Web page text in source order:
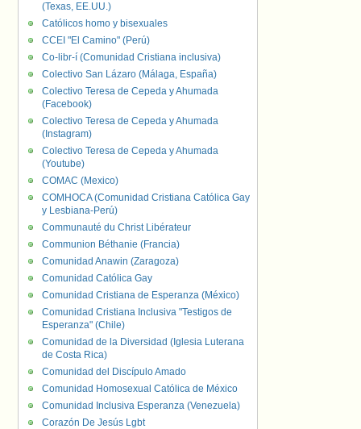
(Texas, EE.UU.)
Católicos homo y bisexuales
CCEI "El Camino" (Perú)
Co-libr-í (Comunidad Cristiana inclusiva)
Colectivo San Lázaro (Málaga, España)
Colectivo Teresa de Cepeda y Ahumada
(Facebook)
Colectivo Teresa de Cepeda y Ahumada
(Instagram)
Colectivo Teresa de Cepeda y Ahumada
(Youtube)
COMAC (Mexico)
COMHOCA (Comunidad Cristiana Católica Gay
y Lesbiana-Perú)
Communauté du Christ Libérateur
Communion Béthanie (Francia)
Comunidad Anawin (Zaragoza)
Comunidad Católica Gay
Comunidad Cristiana de Esperanza (México)
Comunidad Cristiana Inclusiva "Testigos de
Esperanza" (Chile)
Comunidad de la Diversidad (Iglesia Luterana
de Costa Rica)
Comunidad del Discípulo Amado
Comunidad Homosexual Católica de México
Comunidad Inclusiva Esperanza (Venezuela)
Corazón De Jesús Lgbt